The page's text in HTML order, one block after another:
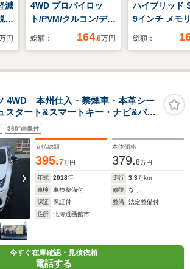
減
警
ュ
ン
フ
円
4WD プロパイロッ
ト/PVM/クルコン/デジ
タルインナーミラ
ーム/純正ディスプレ
オ/Bluetooth/シート
ヒーター/ステアリン
グヒーター/純正AW
総額： 164.8万円
ハイブリッド
9インチ メモ
ビ/セーフティ
ー 運転席/全
脱防止支援シ
ヘッドランプ
総額：
4WD 本州仕入・禁煙車・本革シー
スタート&スマートキー・ナビ&バッ
セーフティシステム・サンルーフ・
ーバックドア・ドライブレコーダ
360°画像付
支払総額
395.7万円
本体価格
379.8万円
年式 2018年 走行 3.3万km
車検
車検整備付 修復
なし
保証
保証付 整備
法定整備付
住所
北海道函館市
今すぐ在庫確認・見積依頼
電話する